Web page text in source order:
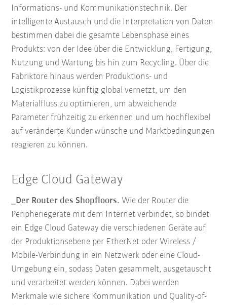
Informations- und Kommunikationstechnik. Der
intelligente Austausch und die Interpretation von Daten
bestimmen dabei die gesamte Lebensphase eines
Produkts: von der Idee über die Entwicklung, Fertigung,
Nutzung und Wartung bis hin zum Recycling. Über die
Fabriktore hinaus werden Produktions- und
Logistikprozesse künftig global vernetzt, um den
Materialfluss zu optimieren, um abweichende
Parameter frühzeitig zu erkennen und um hochflexibel
auf veränderte Kundenwünsche und Marktbedingungen
reagieren zu können.
Edge Cloud Gateway
_Der Router des Shopfloors. Wie der Router die
Peripheriegeräte mit dem Internet verbindet, so bindet
ein Edge Cloud Gateway die verschiedenen Geräte auf
der Produktionsebene per EtherNet oder Wireless /
Mobile-Verbindung in ein Netzwerk oder eine Cloud-
Umgebung ein, sodass Daten gesammelt, ausgetauscht
und verarbeitet werden können. Dabei werden
Merkmale wie sichere Kommunikation und Quality-of-